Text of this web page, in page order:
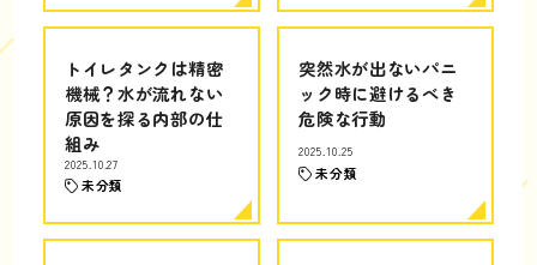
トイレタンクは精密
機械？水が流れない
原因を探る内部の仕
組み
2025.10.27
未分類
突然水が出ないパニ
ック時に避けるべき
危険な行動
2025.10.25
未分類